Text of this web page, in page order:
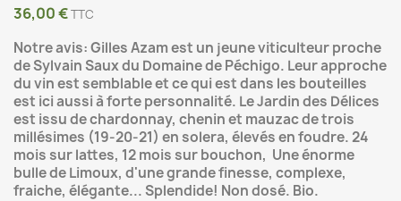
36,00 €TTC
Notre avis: Gilles Azam est un jeune viticulteur proche
de Sylvain Saux du Domaine de Péchigo. Leur approche
du vin est semblable et ce qui est dans les bouteilles
est ici aussi à forte personnalité. Le Jardin des Délices
est issu de chardonnay, chenin et mauzac de trois
millésimes (19-20-21) en solera, élevés en foudre. 24
mois sur lattes, 12 mois sur bouchon, Une énorme
bulle de Limoux, d'une grande finesse, complexe,
fraiche, élégante... Splendide! Non dosé. Bio.